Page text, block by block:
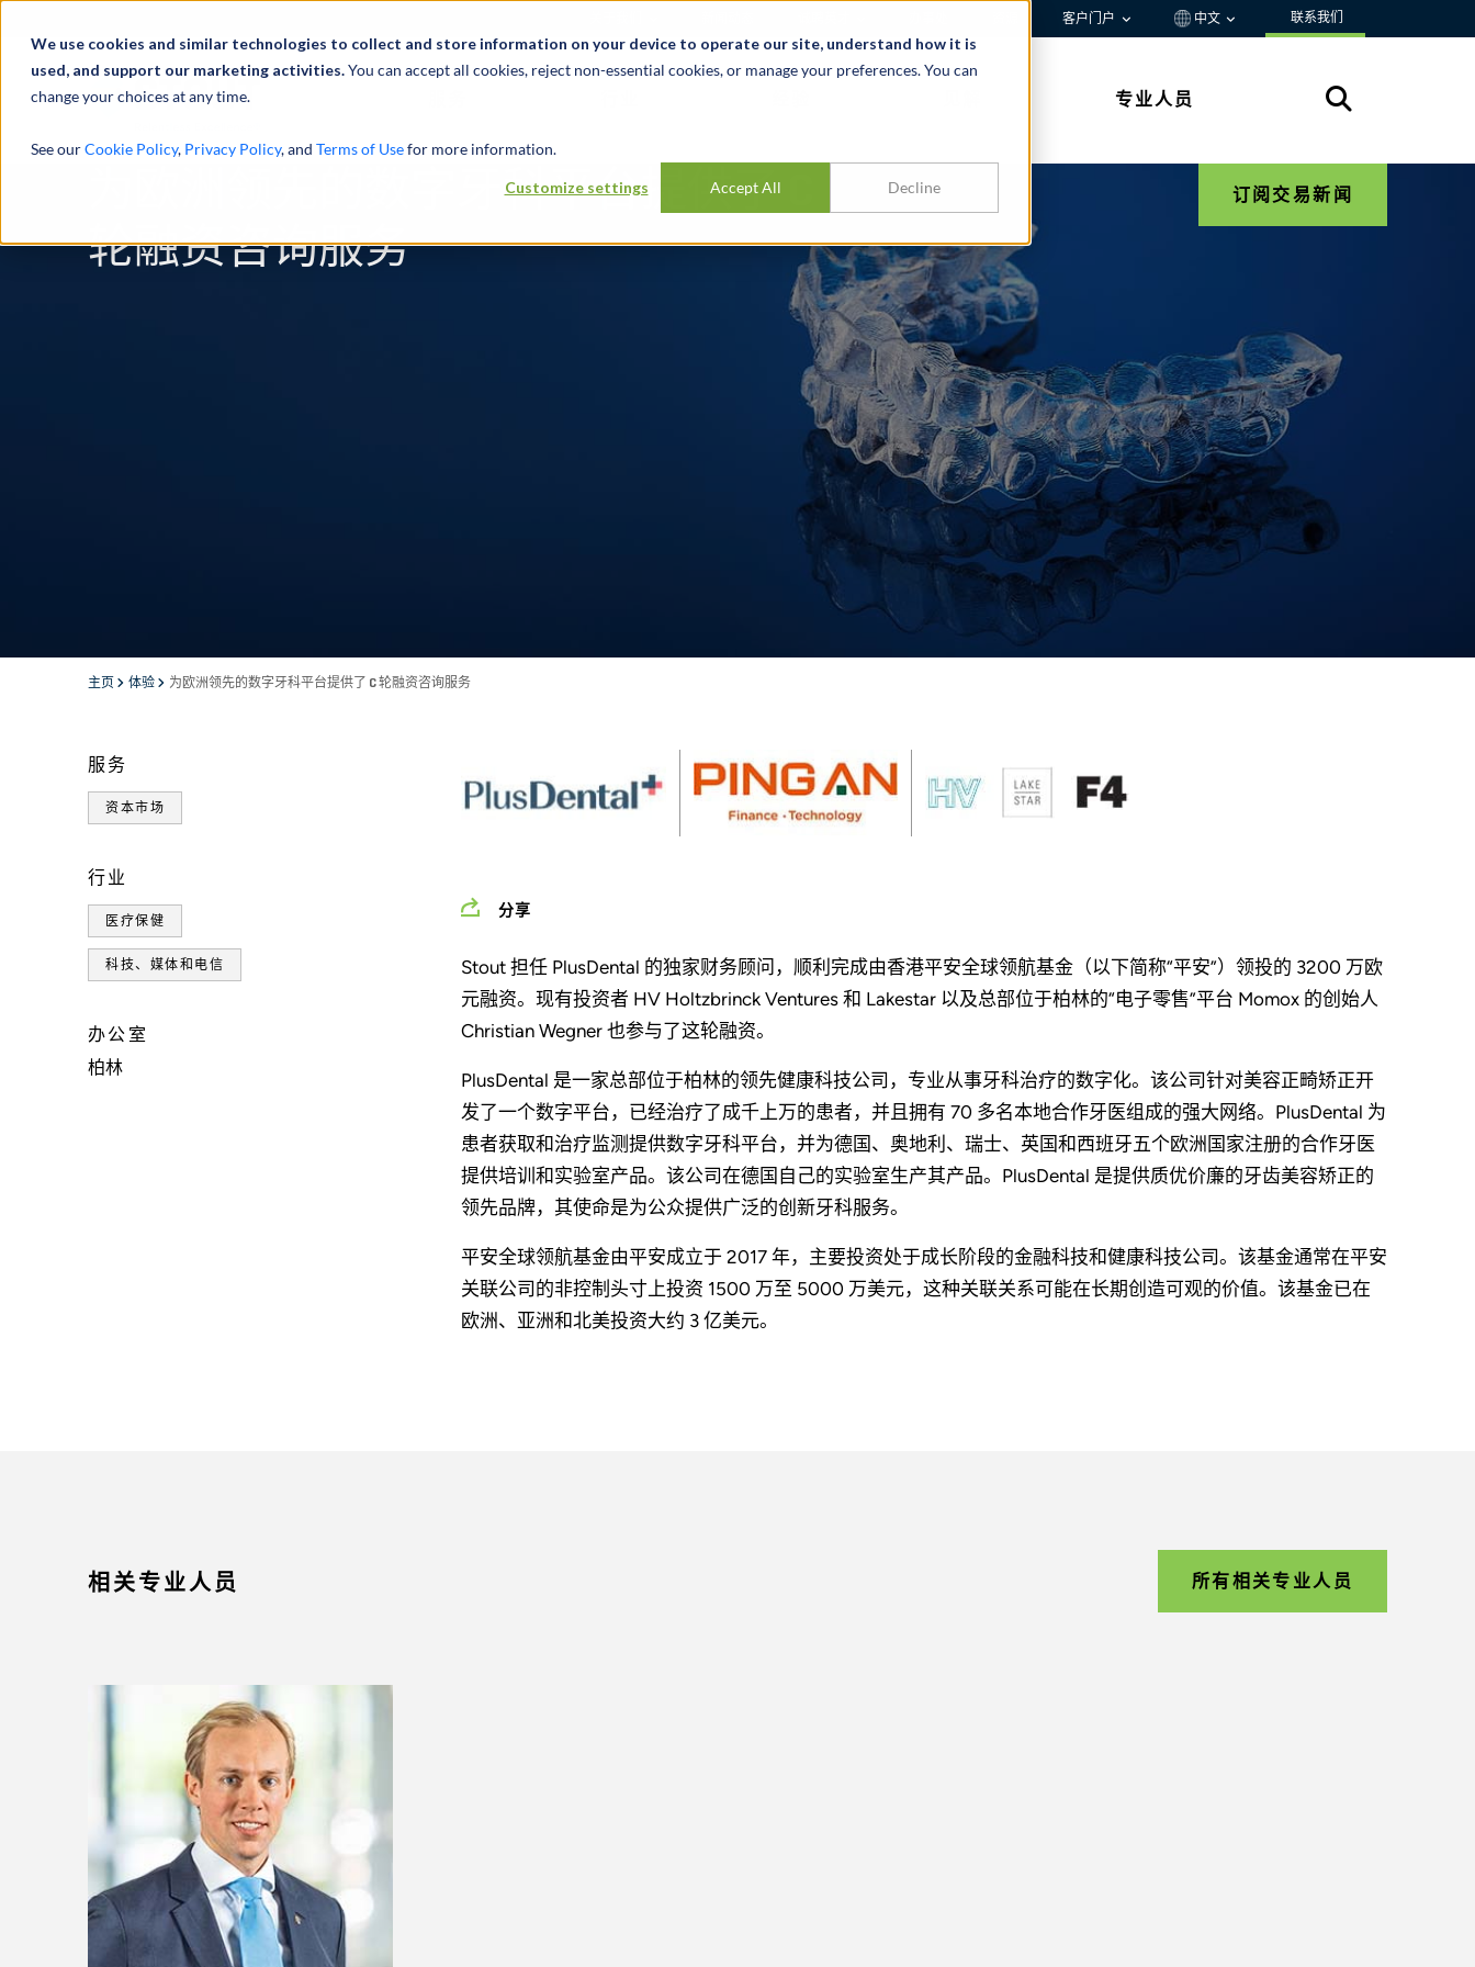
We use cookies and similar technologies to collect and store information on your device to operate our site, understand how it is
used, and support our marketing activities.You can accept all cookies, reject non-essential cookies, or manage your preferences. You can
change your choices at any time.
See ourCookie Policy, Privacy Policy, and Terms of Usefor more information.
Customize settings Accept All Decline
客户门户 中文 联系我们
专业人员
为欧洲领先的数字牙科平台提供了 C
轮融资咨询服务
订阅交易新闻
主页 体验 为欧洲领先的数字牙科平台提供了 C 轮融资咨询服务
服务
资本市场
行业
医疗保健
科技、媒体和电信
办公室
柏林
分享
Stout 担任 PlusDental 的独家财务顾问，顺利完成由香港平安全球领航基金（以下简称“平安”）领投的 3200 万欧
元融资。现有投资者 HV Holtzbrinck Ventures 和 Lakestar 以及总部位于柏林的“电子零售”平台 Momox 的创始人
Christian Wegner 也参与了这轮融资。
PlusDental 是一家总部位于柏林的领先健康科技公司，专业从事牙科治疗的数字化。该公司针对美容正畸矫正开
发了一个数字平台，已经治疗了成千上万的患者，并且拥有 70 多名本地合作牙医组成的强大网络。PlusDental 为
患者获取和治疗监测提供数字牙科平台，并为德国、奥地利、瑞士、英国和西班牙五个欧洲国家注册的合作牙医
提供培训和实验室产品。该公司在德国自己的实验室生产其产品。PlusDental 是提供质优价廉的牙齿美容矫正的
领先品牌，其使命是为公众提供广泛的创新牙科服务。
平安全球领航基金由平安成立于 2017 年，主要投资处于成长阶段的金融科技和健康科技公司。该基金通常在平安
关联公司的非控制头寸上投资 1500 万至 5000 万美元，这种关联关系可能在长期创造可观的价值。该基金已在
欧洲、亚洲和北美投资大约 3 亿美元。
相关专业人员 所有相关专业人员